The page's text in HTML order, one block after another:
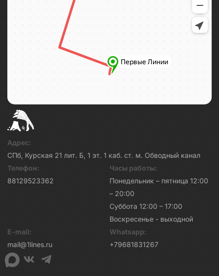
Адрес:
СПб, Курская 21 лит. Б, 1 эт. 1 каб. ст. м. Обводный канал
Телефон:
88129523362
Часы работы:
Понедельник – пятница 12:00
– 20:00
Суббота 12:00 – 17:00
Воскресенье - выходной
E-mail:
mail@1lines.ru
Whatsapp:
+79681831267